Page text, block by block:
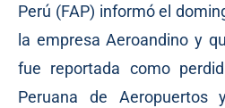
Perú (FAP) informóel
la empresa Aeroandino y
fue reportada como
Peruana de Aeropuertos